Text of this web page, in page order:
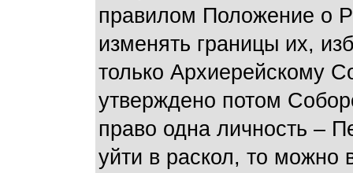
правилом Положение о
изменять границы их,
только Архиерейскому
утверждено потом
право одна личность –
уйти в раскол, то можно